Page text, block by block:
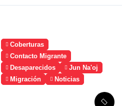
Coberturas
Contacto Migrante
Desaparecidos
Jun Na'oj
Migración
Noticias